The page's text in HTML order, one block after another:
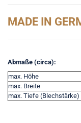
MADE IN
Abmaße (circa):
max. Höhe
max. Breite
max. Tiefe (Blechstärke)